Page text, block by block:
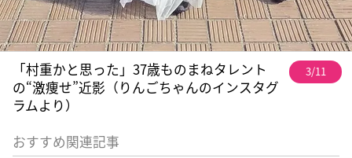
「村重かと思った」37歳ものまねタレント
の“激痩せ”近影（りんごちゃんのインスタグ
ラムより）
3/11
おすすめ関連記事